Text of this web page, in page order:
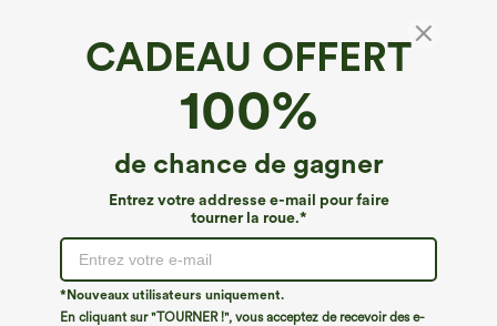
CADEAU OFFERT
100%
de chance de gagner
Entrez votre addresse e-mail pour faire
tourner la roue.*
*Nouveaux utilisateurs uniquement.
En cliquant sur "TOURNER !", vous acceptez de recevoir des e-
Débardeur de yoga InstantCool à encolure en
U et ourlet arrondi – UPF50+
€31,95 EUR €35,95 EUR
Mix & Match: 3 For €88,30 EUR